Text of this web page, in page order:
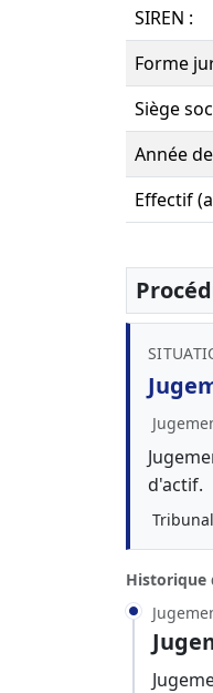
SIREN :
Forme
Siège
Année
Effectif
d'actif.
Historique